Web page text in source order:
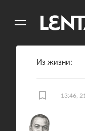
Из жизни
13:46,